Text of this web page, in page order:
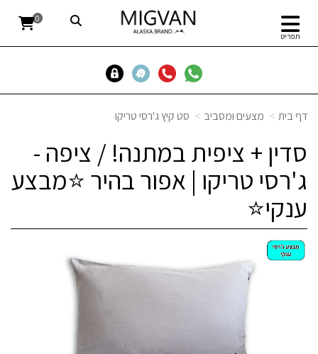
תפריט
0
דף בית מצעים ומסביב סט קיץ ג'רסי טריקו
סדין + ציפית במתנה! / ציפה -
ג'רסי טריקו | אפור בהיר ⭐מבצע
ענקי⭐